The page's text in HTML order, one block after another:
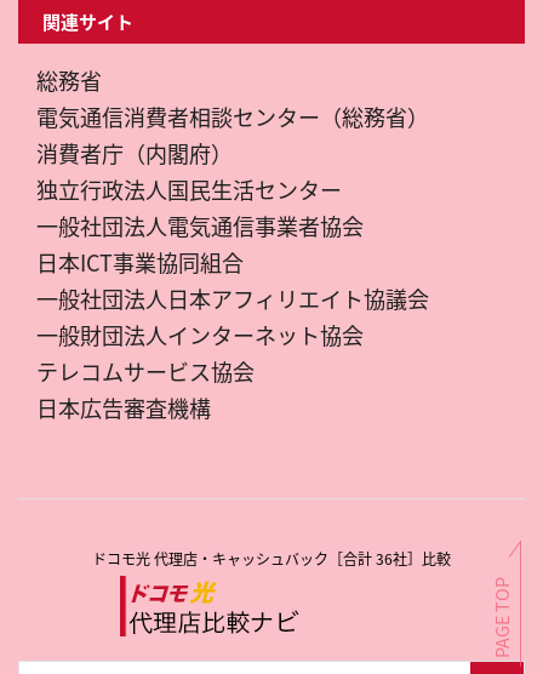
関連サイト
総務省
電気通信消費者相談センター（総務省）
消費者庁（内閣府）
独立行政法人国民生活センター
一般社団法人電気通信事業者協会
日本ICT事業協同組合
一般社団法人日本アフィリエイト協議会
一般財団法人インターネット協会
テレコムサービス協会
日本広告審査機構
ドコモ光 代理店・キャッシュバック［合計 36社］比較
PAGE TOP